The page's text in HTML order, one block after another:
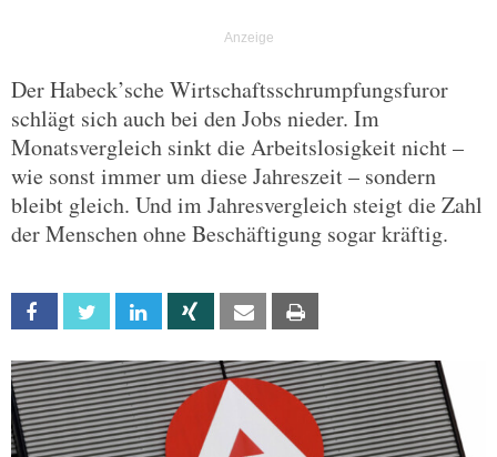
Der Habeck’sche Wirtschaftsschrumpfungsfuror
schlägt sich auch bei den Jobs nieder. Im
Monatsvergleich sinkt die Arbeitslosigkeit nicht –
wie sonst immer um diese Jahreszeit – sondern
bleibt gleich. Und im Jahresvergleich steigt die Zahl
der Menschen ohne Beschäftigung sogar kräftig.
Facebook Twitter Linkedin Xing Email